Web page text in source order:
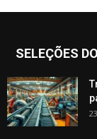
SELEÇÕES